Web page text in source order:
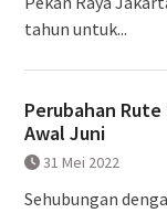
tahun untuk...
Perubahan
Awal Juni
31 Mei 2022
Sehubungan